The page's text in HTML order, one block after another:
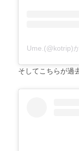
Ume.(@kotrip)
そしてこちらが過